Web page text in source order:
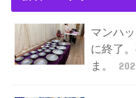
マンハ
に終了
ま。